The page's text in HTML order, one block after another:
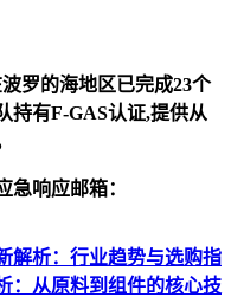
罗的海地区已完成23个
持有F-GAS认证,提供从
急响应邮箱：
解析：行业趋势与选购指
：从原料到组件的核心技